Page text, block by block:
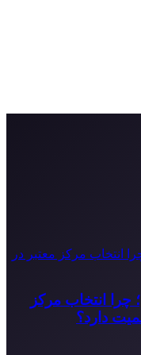
چرا انتخاب مرکز
دارد؟